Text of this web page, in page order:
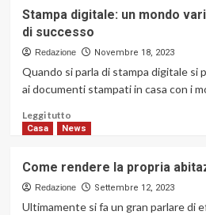
LinkedIn
Ads:
tre
step
e
qualche
per
Stampa digitale: un mondo
di successo
Redazione Novembre 18, 2023
Quando si parla di stampa digitale
ai documenti stampati in casa con i
Leggi tuttoLeggi
di
Stampa
digitale:
un
Casa News
Come rendere la propria
Redazione Settembre 12, 2023
Ultimamente si fa un gran parlare di